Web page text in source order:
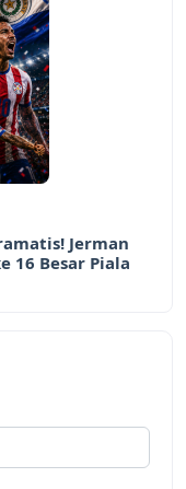
Jerman
16 Besar Piala